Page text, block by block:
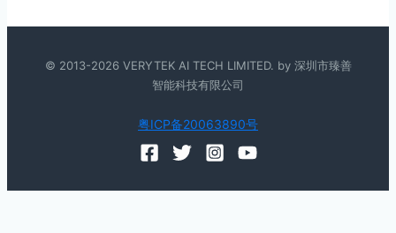
© 2013-2026 VERYTEK AI TECH LIMITED. by 深圳市臻善
智能科技有限公司
粤ICP备20063890号